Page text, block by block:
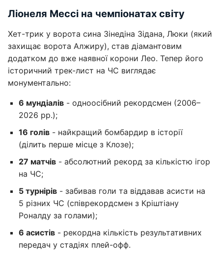
Ліонеля Мессі на чемпіонатах світу
Хет-трик у ворота сина Зінедіна Зідана, Люки (який
захищає ворота Алжиру), став діамантовим
додатком до вже наявної корони Лео. Тепер його
історичний трек-лист на ЧС виглядає
монументально:
6 мундіалів - одноосібний рекордсмен (2006–
2026 рр.);
16 голів - найкращий бомбардир в історії
(ділить перше місце з Клозе);
27 матчів - абсолютний рекорд за кількістю ігор
на ЧС;
5 турнірів - забивав голи та віддавав асисти на
5 різних ЧС (співрекордсмен з Кріштіану
Роналду за голами);
6 асистів - рекордна кількість результативних
передач у стадіях плей-офф.